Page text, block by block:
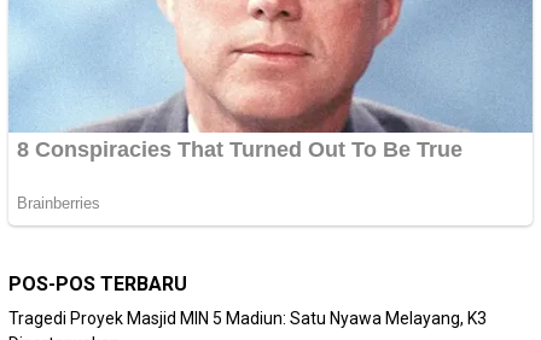
POS-POS TERBARU
Tragedi Proyek Masjid MIN 5 Madiun: Satu Nyawa Melayang, K3